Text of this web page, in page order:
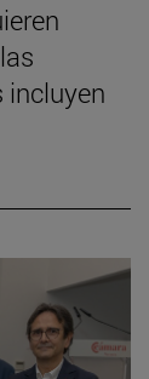
incluyen